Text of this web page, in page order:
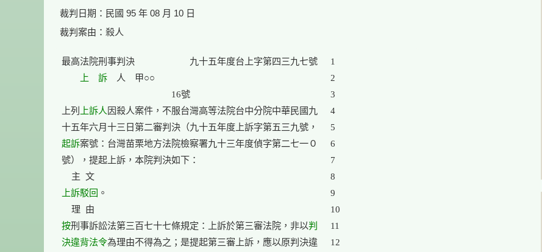
裁判日期： 民國 95 年 08 月 10 日
裁判案由：殺人
最高法院刑事判決　　　　　　九十五年度台上字第四三九七號
上　訴 人　甲○○
16號
上列
上訴人 因殺人案件，不服台灣高等法院台中分院中華民國九
起訴案號：台灣苗栗地方法院檢察署九十三年度偵字第二七一０
號），提起上訴，本院判決如下：
    主  文
上訴駁回 。
按刑事訴訟法第三百七十七條規定：上訴於第三審法院，非以判
決違背法令為理由不得為之；是提起第三審上訴，應以原判決違
1
2
3
4
5
6
7
8
9
10
11
12